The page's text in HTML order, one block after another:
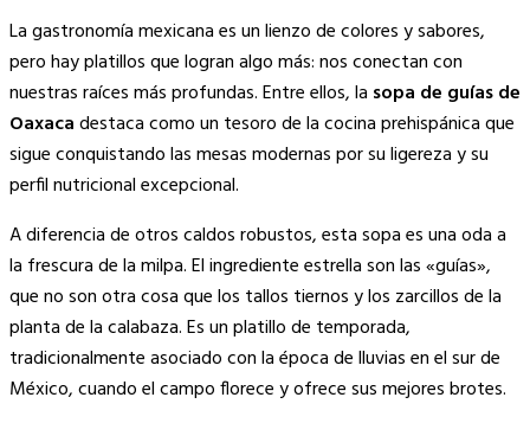
Copy
Link
La gastronomía mexicana es un lienzo de colores y sabores,
pero hay platillos que logran algo más: nos conectan con
nuestras raíces más profundas. Entre ellos, la sopa de guías de
Oaxacadestaca como un tesoro de la cocina prehispánica que
sigue conquistando las mesas modernas por su ligereza y su
perfil nutricional excepcional.
A diferencia de otros caldos robustos, esta sopa es una oda a
la frescura de la milpa. El ingrediente estrella son las «guías»,
que no son otra cosa que los tallos tiernos y los zarcillos de la
planta de la calabaza. Es un platillo de temporada,
tradicionalmente asociado con la época de lluvias en el sur de
México, cuando el campo florece y ofrece sus mejores brotes.